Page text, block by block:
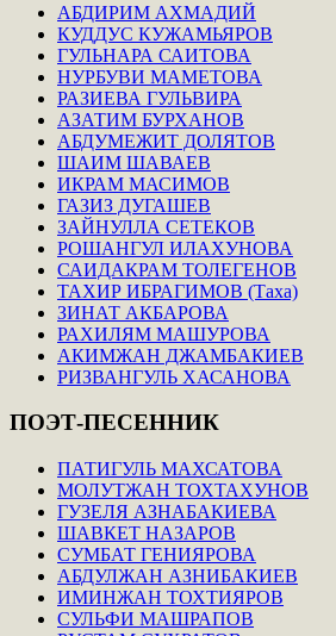
АБДИРИМ АХМАДИЙ
КУДДУС КУЖАМЬЯРОВ
ГУЛЬНАРА САИТОВА
НУРБУВИ МАМЕТОВА
РАЗИЕВА ГУЛЬВИРА
АЗАТИМ БУРХАНОВ
АБДУМЕЖИТ ДОЛЯТОВ
ШАИМ ШАВАЕВ
ИКРАМ МАСИМОВ
ГАЗИЗ ДУГАШЕВ
ЗАЙНУЛЛА СЕТЕКОВ
РОШАНГУЛ ИЛАХУНОВА
САИДАКРАМ ТОЛЕГЕНОВ
ТАХИР ИБРАГИМОВ (Таха)
ЗИНАТ АКБАРОВА
РАХИЛЯМ МАШУРОВА
АКИМЖАН ДЖАМБАКИЕВ
РИЗВАНГУЛЬ ХАСАНОВА
ПОЭТ-ПЕСЕННИК
ПАТИГУЛЬ МАХСАТОВА
МОЛУТЖАН ТОХТАХУНОВ
ГУЗЕЛЯ АЗНАБАКИЕВА
ШАВКЕТ НАЗАРОВ
СУМБАТ ГЕНИЯРОВА
АБДУЛЖАН АЗНИБАКИЕВ
ИМИНЖАН ТОХТИЯРОВ
СУЛЬФИ МАШРАПОВ